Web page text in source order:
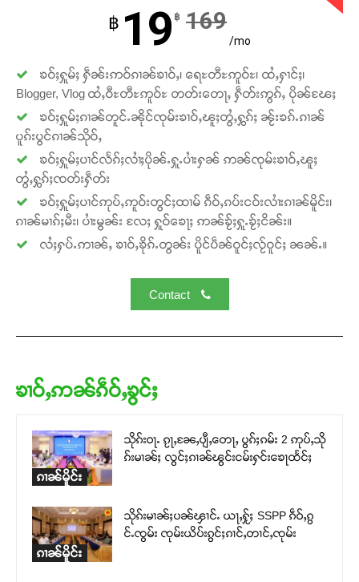
฿ 19 ฿ 169
/mo
ၶဝ်ႈႁူမ်ႈ ႁဵၼ်းဢဝ်ၵၢၼ်ၶၢဝ်ႇ၊ ရေႊတီႊဢူဝ်ႊ၊ ထႆႇႁၢင်ႈ၊
Blogger, Vlog ထႆႇဝီႊတီႊဢူဝ်ႊ တတ်းတေႃႇ ႁဵတ်းဢွၵ်ႇ ပိုၼ်ၽႄႈ
ၶဝ်ႈႁူမ်ႈၵၢၼ်တူင်ႉၼိုင်ၸုမ်းၶၢဝ်ႇၽူႈတွႆႇႁွၵ်ႈ ၼႂ်းၶၵ်ႉၵၢၼ်
ပူၵ်းပွင်ၵၢၼ်သိုဝ်ႇ
ၶဝ်ႈႁူမ်ႈပၢင်လႅၵ်ႈလၢႆႈပိုၼ်ႉႁူႉပၢႆးႁၼ် ဢၼ်ၸုမ်းၶၢဝ်ႇၽူႈ
တွႆႇႁွၵ်ႈၸတ်းႁဵတ်း
ၶဝ်ႈႁူမ်ႈပၢင်ဢုပ်ႇဢူဝ်းတွင်ႈထၢမ် ၵဵဝ်ႇၵပ်းငဝ်းလၢႆးၵၢၼ်မိူင်း၊
ၵၢၼ်မၢၵ်ႈမီး၊ ပၢႆးမွၼ်း လႄႈ ႁူဝ်ၶေႃႈ ဢၼ်ၶႂ်ႈႁူႉၶႂ်ႈငိၼ်း။
လႆႈႁပ်ႉဢၢၼ်ႇ ၶၢဝ်ႇၶိုၵ်ႉတွၼ်း ပိူင်ပဵၼ်ဝူင်ႈလႂ်ဝူင်ႈ ၼၼ်ႉ။
Contact
ၶၢဝ်ႇဢၼ်ၵဵဝ်ႇၶွင်ႈ
ၵၢၼ်မိူင်း
သိုၵ်းဝႃႉ ၵႂႃႇၼႄႇပျီႇတေႃႇ ပွၵ်ႈၵမ်း 2 ဢုပ်ႇသို
ၵ်းမၢၼ်ႈ လွင်ႈၵၢၼ်ၽွင်းငမ်းႁင်းၶေႃထႅင်ႈ
ၵၢၼ်မိူင်း
သိုၵ်းမၢၼ်ႈပၼ်ၾၢင်ႉ ယႃႇႁႂ်ႈ SSPP ၵဵဝ်ႇၵွ
င်ႉၸွမ်း ၸုမ်းယိပ်းၵွင်ႈၵၢင်ႇတၢင်ႇၸုမ်း